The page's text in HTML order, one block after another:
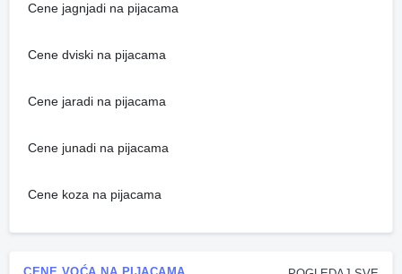
Cene jagnjadi na pijacama
Cene dviski na pijacama
Cene jaradi na pijacama
Cene junadi na pijacama
Cene koza na pijacama